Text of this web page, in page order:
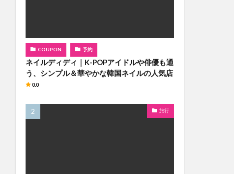
COUPON 予約
ネイルディディ｜K-POPアイドルや俳優も通
う、シンプル＆華やかな韓国ネイルの人気店
0.0
旅行